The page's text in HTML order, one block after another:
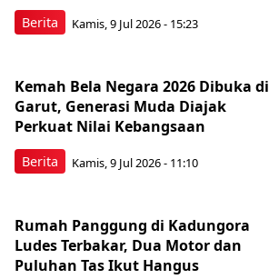
Berita Kamis, 9 Jul 2026 - 15:23
Berita
Kemah Bela Negara 2026 Dibuka di
Garut, Generasi Muda Diajak
Perkuat Nilai Kebangsaan
Kamis, 9 Jul 2026 - 11:10
Rumah Panggung di Kadungora
Ludes Terbakar, Dua Motor dan
Puluhan Tas Ikut Hangus